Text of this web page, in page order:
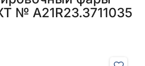
№ А21R23.3711035